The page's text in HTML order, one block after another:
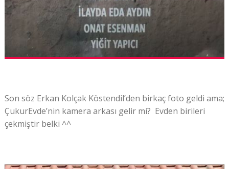
Son söz Erkan Kolçak Köstendil’den birkaç foto geldi ama;
ÇukurEvde’nin kamera arkası gelir mi? Evden birileri
çekmiştir belki ^^